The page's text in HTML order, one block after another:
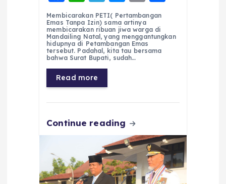
a
c
e
b
o
o
k
h
a
ts
A
p
p
el
e
g
r
a
m
e
ss
e
n
m
ai
l
re
Membicarakan PETI( Pertambangan
Emas Tanpa Izin) sama artinya
membicarakan ribuan jiwa warga di
Mandailing Natal, yang menggantungkan
hidupnya di Petambangan Emas
tersebut. Padahal, kita tau bersama
bahwa Surat Bupati, sudah…
Read more
Continue reading